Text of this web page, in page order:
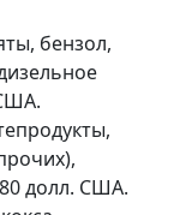
бензол,
долл. США.